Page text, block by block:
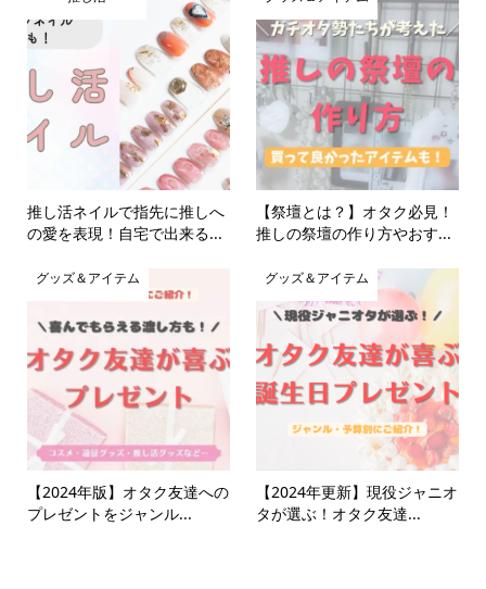
推し活ネイルで指先に推しへ
の愛を表現！自宅で出来る...
【祭壇とは？】オタク必見！
推しの祭壇の作り方やおす...
グッズ＆アイテム
【2024年版】オタク友達への
プレゼントをジャンル...
グッズ＆アイテム
【2024年更新】現役ジャニオ
タが選ぶ！オタク友達...